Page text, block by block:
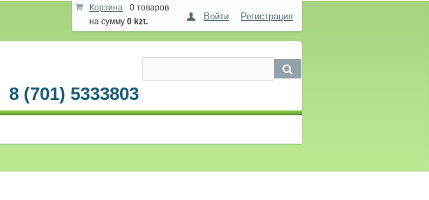
Корзина
0 товаров
на сумму 0 kzt. Войти Регистрация
8 (701) 5333803